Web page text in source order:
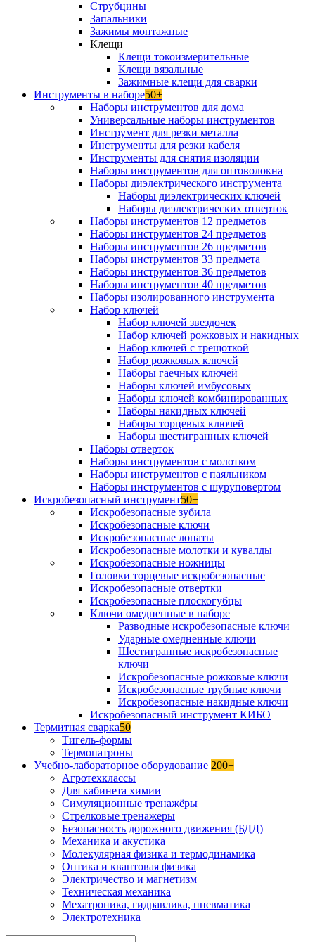
Струбцины
Запальники
Зажимы монтажные
Клещи
Клещи токоизмерительные
Клещи вязальные
Зажимные клещи для сварки
Инструменты в наборе50+
Наборы инструментов для дома
Универсальные наборы инструментов
Инструмент для резки металла
Инструменты для резки кабеля
Инструменты для снятия изоляции
Наборы инструментов для оптоволокна
Наборы диэлектрического инструмента
Наборы диэлектрических ключей
Наборы диэлектрических отверток
Наборы инструментов 12 предметов
Наборы инструментов 24 предметов
Наборы инструментов 26 предметов
Наборы инструментов 33 предмета
Наборы инструментов 36 предметов
Наборы инструментов 40 предметов
Наборы изолированного инструмента
Набор ключей
Набор ключей звездочек
Набор ключей рожковых и накидных
Набор ключей с трещоткой
Набор рожковых ключей
Наборы гаечных ключей
Наборы ключей имбусовых
Наборы ключей комбинированных
Наборы накидных ключей
Наборы торцевых ключей
Наборы шестигранных ключей
Наборы отверток
Наборы инструментов с молотком
Наборы инструментов с паяльником
Наборы инструментов с шуруповертом
Искробезопасный инструмент50+
Искробезопасные зубила
Искробезопасные ключи
Искробезопасные лопаты
Искробезопасные молотки и кувалды
Искробезопасные ножницы
Головки торцевые искробезопасные
Искробезопасные отвертки
Искробезопасные плоскогубцы
Ключи омедненные в наборе
Разводные искробезопасные ключи
Ударные омедненные ключи
Шестигранные искробезопасные
ключи
Искробезопасные рожковые ключи
Искробезопасные трубные ключи
Искробезопасные накидные ключи
Искробезопасный инструмент КИБО
Термитная сварка50
Тигель-формы
Термопатроны
Учебно-лабораторное оборудование 200+
Агротехклассы
Для кабинета химии
Симуляционные тренажёры
Стрелковые тренажеры
Безопасность дорожного движения (БДД)
Механика и акустика
Молекулярная физика и термодинамика
Оптика и квантовая физика
Электричество и магнетизм
Техническая механика
Мехатроника, гидравлика, пневматика
Электротехника